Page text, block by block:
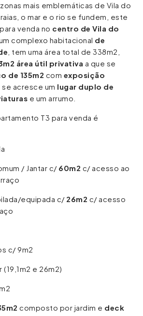
mais emblemáticas de Vila do
o mar e o rio se fundem, este
para venda no centro de Vila do
complexo habitacional de
, tem uma área total de 338m2,
área útil privativa a que se
de 135m2 com exposição
se acresce um lugar duplo de
e um arrumo.
T3 para venda é
/ Jantar c/ 60m2 c/ acesso ao
equipada c/ 26m2 c/ acesso
c/ 9m2
(19,1m2 e 26m2)
composto por jardim e deck